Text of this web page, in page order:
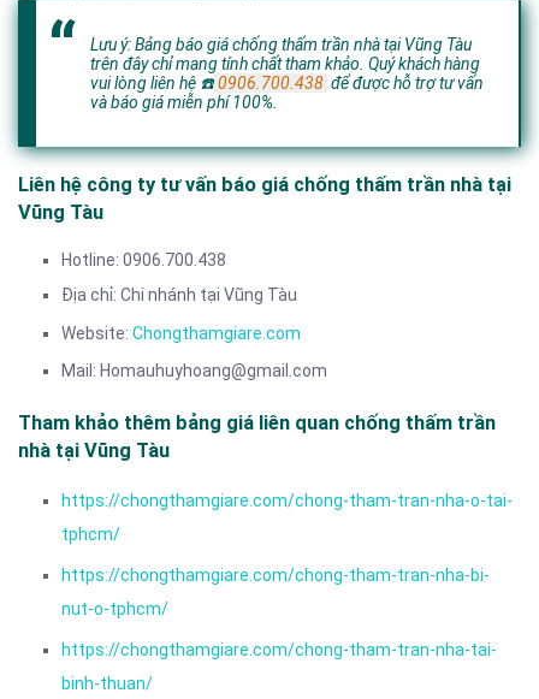
Lưu ý: Bảng báo giá chống thấm trần nhà tại Vũng Tàu
trên đây chỉ mang tính chất tham khảo. Quý khách hàng
vui lòng liên hệ ☎️0906.700.438 để được hỗ trợ tư vấn
và báo giá miễn phí 100%.
Liên hệ công ty tư vấn báo giá chống thấm trần nhà tại
Vũng Tàu
Hotline: 0906.700.438
Địa chỉ: Chi nhánh tại Vũng Tàu
Website: Chongthamgiare.com
Mail: Homauhuyhoang@gmail.com
Tham khảo thêm bảng giá liên quan chống thấm trần
nhà tại Vũng Tàu
https://chongthamgiare.com/chong-tham-tran-nha-o-tai-
tphcm/
https://chongthamgiare.com/chong-tham-tran-nha-bi-
nut-o-tphcm/
https://chongthamgiare.com/chong-tham-tran-nha-tai-
binh-thuan/